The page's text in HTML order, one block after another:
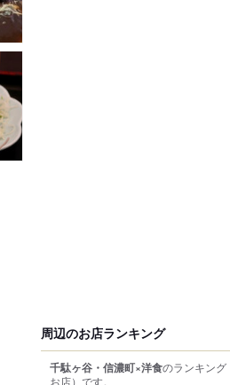
周辺のお店ランキング
千駄ヶ谷・信濃町×洋食のランキング
お店） です。